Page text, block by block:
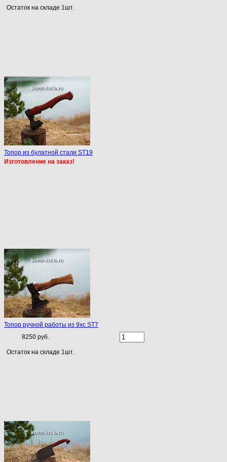
Остаток на складе 1шт.
Топор из булатной стали ST19
Изготовление на заказ!
Топор ручной работы из 9хс ST7
8250 руб.
Остаток на складе 1шт.